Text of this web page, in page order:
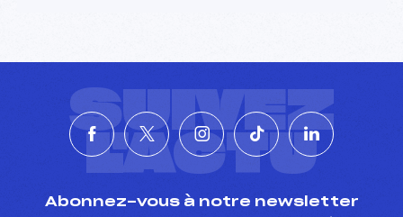
SUIVEZ
L'ACTU
Abonnez-vous à notre newsletter